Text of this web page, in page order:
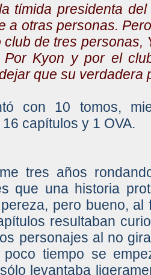
tímida presidenta
a otras personas.
club de tres personas,
Kyon y por el
que su verdadera
con 10 tomos,
capítulos y 1 OVA.
tres años
que una historia
pero bueno,
resultaban
personajes al no
tiempo se
levantaba